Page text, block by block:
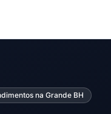
na Grande BH